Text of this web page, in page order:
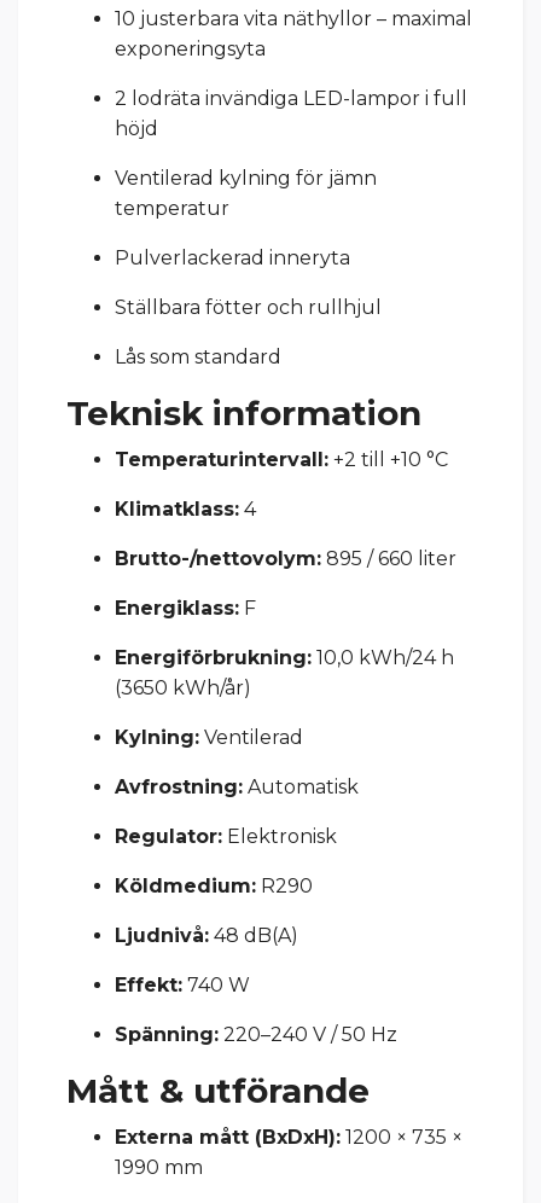
10 justerbara vita näthyllor – maximal
exponeringsyta
2 lodräta invändiga LED-lampor i full
höjd
Ventilerad kylning för jämn
temperatur
Pulverlackerad inneryta
Ställbara fötter och rullhjul
Lås som standard
Teknisk information
Temperaturintervall: +2 till +10 °C
Klimatklass: 4
Brutto-/nettovolym: 895 / 660 liter
Energiklass: F
Energiförbrukning: 10,0 kWh/24 h
(3650 kWh/år)
Kylning: Ventilerad
Avfrostning: Automatisk
Regulator: Elektronisk
Köldmedium: R290
Ljudnivå: 48 dB(A)
Effekt: 740 W
Spänning: 220–240 V / 50 Hz
Mått & utförande
Externa mått (BxDxH): 1200 × 735 ×
1990 mm